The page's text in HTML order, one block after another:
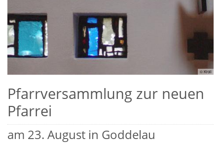
© Kroll
Pfarrversammlung zur neuen
Pfarrei
am 23. August in Goddelau